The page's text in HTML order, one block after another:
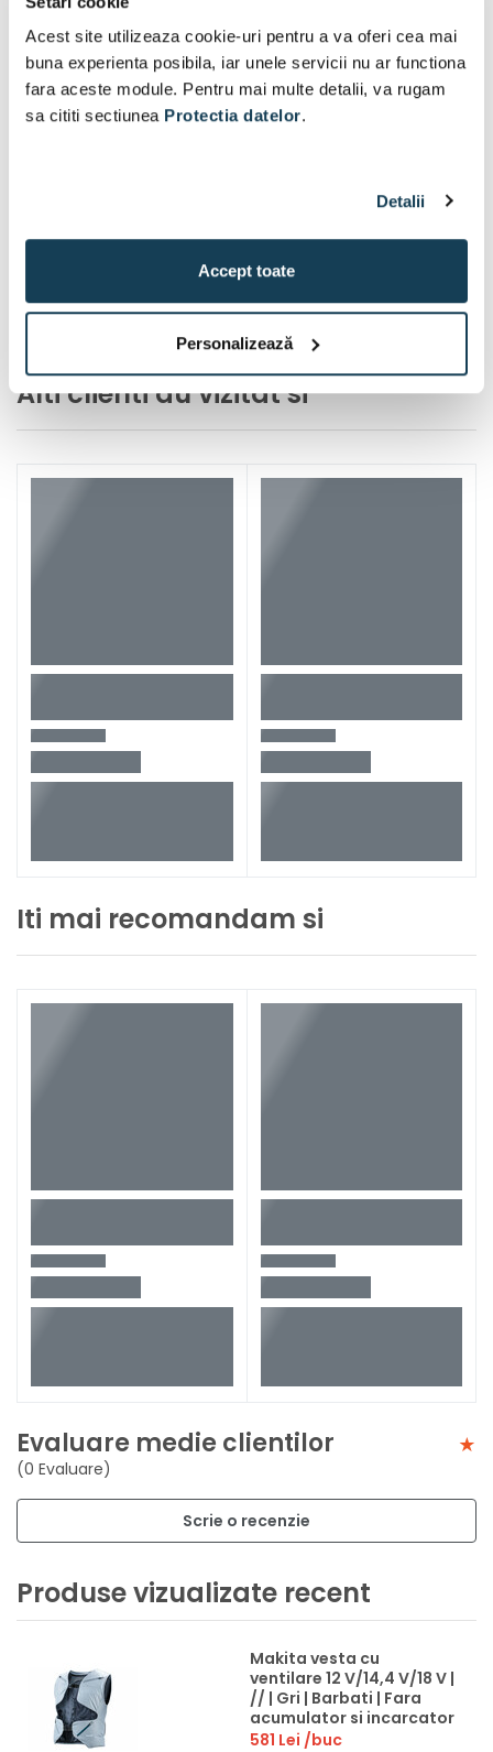
Acest site utilizeaza cookie-uri pentru a va oferi cea mai
buna experienta posibila, iar unele servicii nu ar functiona
fara aceste module. Pentru mai multe detalii, va rugam
sa cititi sectiunea Protectia datelor.
Detalii
Accept toate
Personalizează
Alti clienti au vizitat si
Iti mai recomandam si
Evaluare medie clientilor
(0 Evaluare)
Scrie o recenzie
Produse vizualizate recent
Makita vesta cu
ventilare 12 V/14,4 V/18 V |
// | Gri | Barbati | Fara
acumulator si incarcator
581 Lei /buc